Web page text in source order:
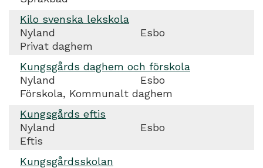
Kilo svenska lekskola
Nyland
Esbo
Privat daghem
Kungsgårds daghem och förskola
Nyland
Esbo
Förskola, Kommunalt daghem
Kungsgårds eftis
Nyland
Esbo
Eftis
Kungsgårdsskolan